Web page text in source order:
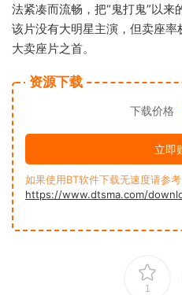
法紧凑而流畅，把“鬼打鬼”以来
该片没有大明星主演，但卖座
大卖座片之首。
资源下载
下载价格
立即
如果使用BT软件下载无速度请参考
https://www.dtsma.com/
1